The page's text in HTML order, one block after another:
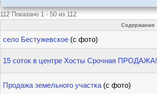
112 Показано 1 - 50 из 112
Содержание
село Бестужевское (с фото)
15 соток в центре Хосты Срочная ПРОДАЖА!
Продажа земельного участка (с фото)